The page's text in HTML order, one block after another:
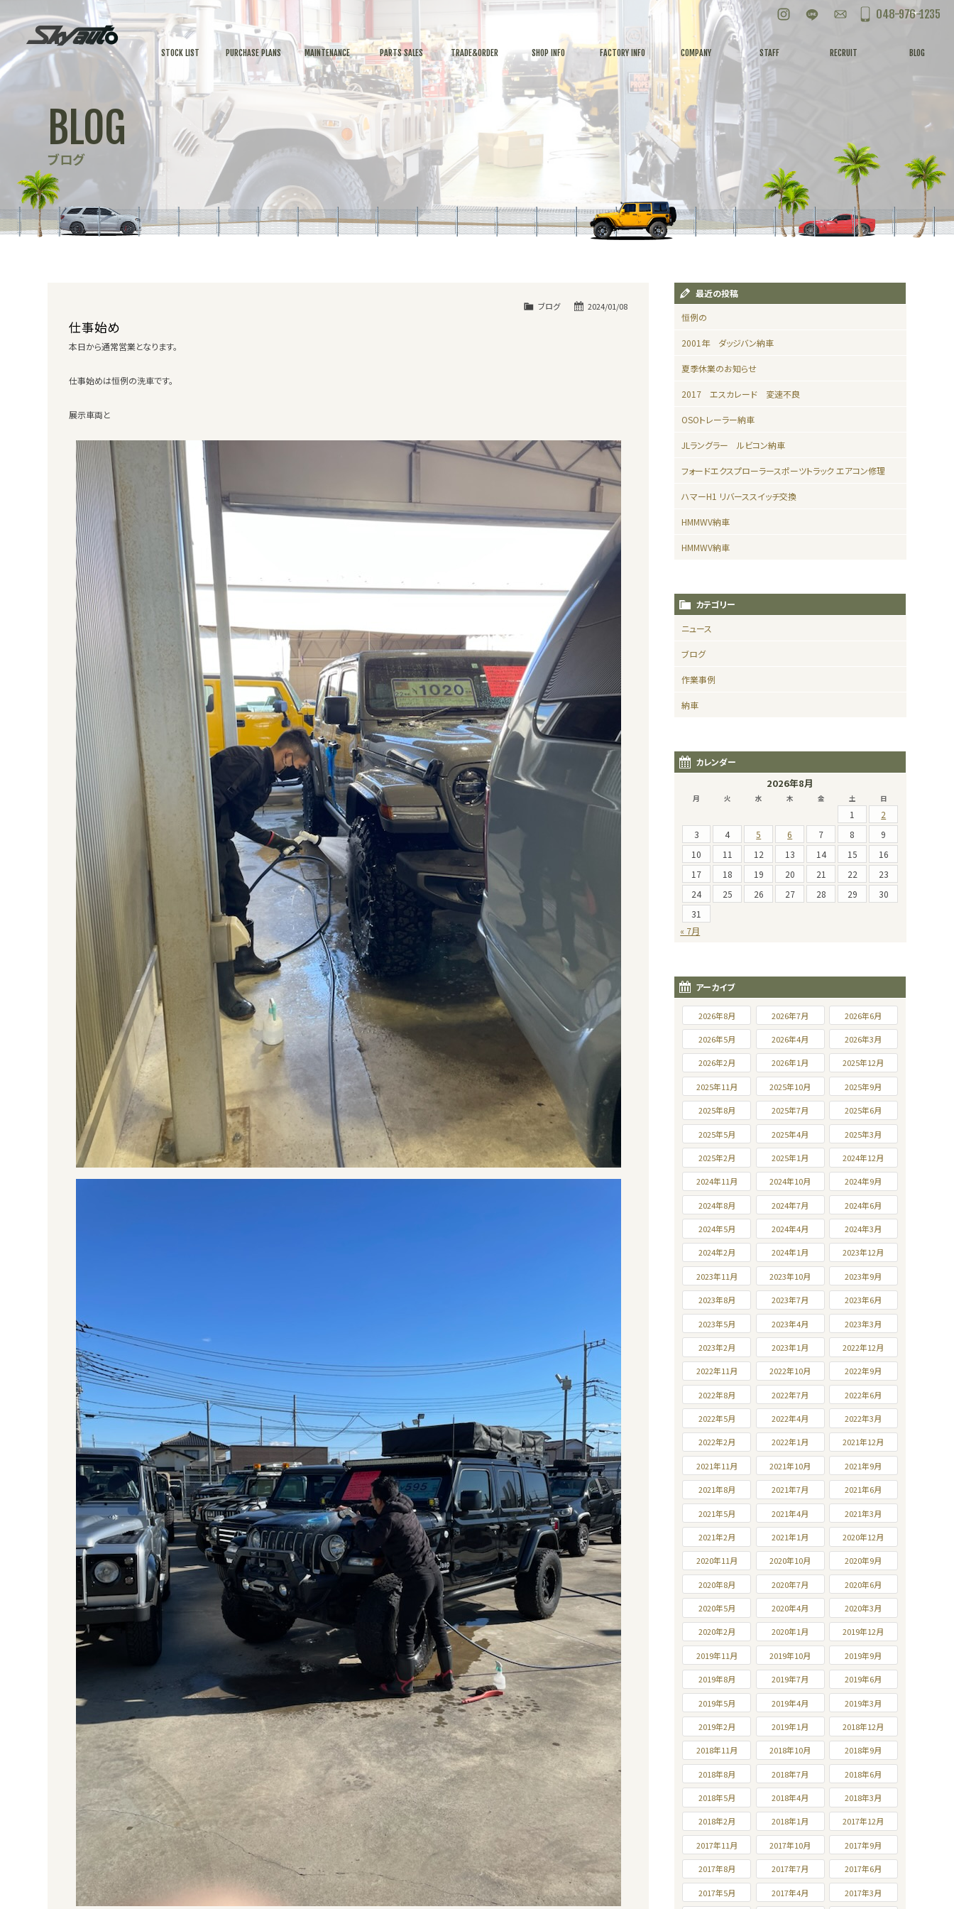
お問い合わせ
048-976-1235
STOCK LIST PURCHASE PLANS MAINTENANCE PARTS SALES TRADE&ORDER SHOP INFO FACTORY INFO COMPANY STAFF RECRUIT BLOG
BLOG
ブログ
2024/01/08
ブログ
仕事始め
本日から通常営業となります。
仕事始めは恒例の洗車です。
展示車両と
最近の投稿
恒例の
2001年 ダッジバン納車
夏季休業のお知らせ
2017 エスカレード 変速不良
OSOトレーラー納車
JLラングラー ルビコン納車
フォードエクスプローラースポーツトラック エアコン修理
ハマーH1 リバーススイッチ交換
HMMWV納車
HMMWV納車
カテゴリー
ニュース
ブログ
作業事例
納車
カレンダー
2026年8月
月 火 水 木 金 土 日
1
2
3
4 5 6 7 8
9
10
11 12 13 14 15
16
17
18 19 20 21 22
23
24
25 26 27 28 29
30
31
« 7月
アーカイブ
2026年8月 2026年7月 2026年6月
2026年5月 2026年4月 2026年3月
2026年2月 2026年1月 2025年12月
2025年11月 2025年10月 2025年9月
2025年8月 2025年7月 2025年6月
2025年5月 2025年4月 2025年3月
2025年2月 2025年1月 2024年12月
2024年11月 2024年10月 2024年9月
2024年8月 2024年7月 2024年6月
2024年5月 2024年4月 2024年3月
2024年2月 2024年1月 2023年12月
2023年11月 2023年10月 2023年9月
2023年8月 2023年7月 2023年6月
2023年5月 2023年4月 2023年3月
2023年2月 2023年1月 2022年12月
2022年11月 2022年10月 2022年9月
2022年8月 2022年7月 2022年6月
2022年5月 2022年4月 2022年3月
2022年2月 2022年1月 2021年12月
2021年11月 2021年10月 2021年9月
2021年8月 2021年7月 2021年6月
2021年5月 2021年4月 2021年3月
2021年2月 2021年1月 2020年12月
2020年11月 2020年10月 2020年9月
2020年8月 2020年7月 2020年6月
2020年5月 2020年4月 2020年3月
2020年2月 2020年1月 2019年12月
2019年11月 2019年10月 2019年9月
2019年8月 2019年7月 2019年6月
2019年5月 2019年4月 2019年3月
2019年2月 2019年1月 2018年12月
2018年11月 2018年10月 2018年9月
2018年8月 2018年7月 2018年6月
2018年5月 2018年4月 2018年3月
2018年2月 2018年1月 2017年12月
2017年11月 2017年10月 2017年9月
2017年8月 2017年7月 2017年6月
2017年5月 2017年4月 2017年3月